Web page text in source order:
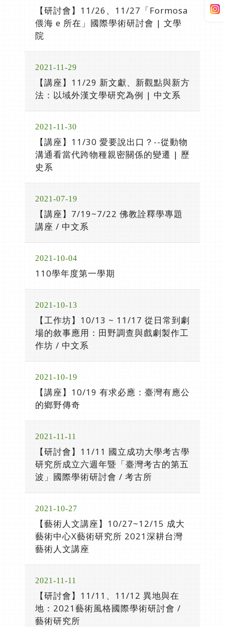
【研討會】11/26、11/27「Formosa
偎海 e 所在」國際學術研討會 | 文學
院
2021-11-29
【講座】11/29 新文獻、新觀點與新方
法：以域外漢文學研究為例 | 中文系
2021-11-30
【講座】11/30 愛要說出口？--從動物
溝通看當代跨物種親密關係的變遷 | 歷
史系
2021-07-19
【講座】7/19~7/22 佛教詮釋學專題
講座 / 中文系
2021-10-04
110學年度第一學期
2021-10-13
【工作坊】10/13 ~ 11/17 從日常到劇
場的敘事應用：田野調查與戲劇製作工
作坊 / 中文系
2021-10-19
【講座】10/19 有求必應：臺灣有應公
的鄉野傳奇
2021-11-11
【研討會】11/11 國立成功大學考古學
研究所成立六週年暨「臺灣考古的第五
波」國際學術研討會 / 考古所
2021-10-27
【藝術人文講座】10/27~12/15 成大
藝術中心X藝術研究所 2021深耕台灣
藝術人文講座
2021-11-11
【研討會】11/11、11/12 異地與在
地：2021藝術風格國際學術研討會 /
藝術研究所